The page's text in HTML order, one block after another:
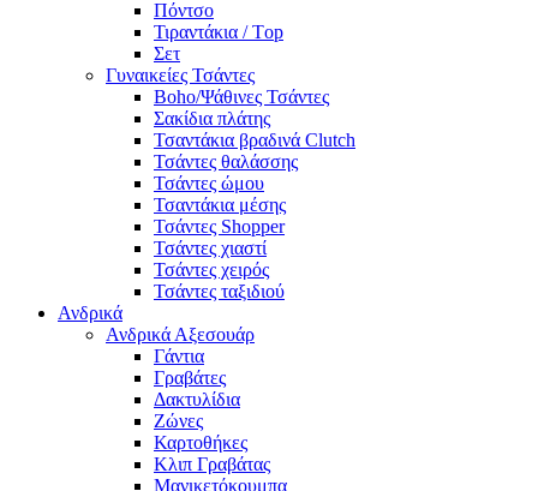
Πόντσο
Τιραντάκια / Τop
Σετ
Γυναικείες Τσάντες
Boho/Ψάθινες Τσάντες
Σακίδια πλάτης
Τσαντάκια βραδινά Clutch
Τσάντες θαλάσσης
Τσάντες ώμου
Τσαντάκια μέσης
Τσάντες Shopper
Τσάντες χιαστί
Τσάντες χειρός
Τσάντες ταξιδιού
Ανδρικά
Ανδρικά Αξεσουάρ
Γάντια
Γραβάτες
Δακτυλίδια
Ζώνες
Καρτοθήκες
Κλιπ Γραβάτας
Μανικετόκουμπα